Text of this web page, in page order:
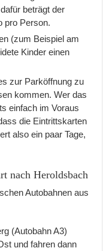
beträgt der
pro Person.
(zum Beispiel am
Kinder einen
zur Parköffnung zu
kommen. Wer das
einfach im Voraus
die Eintrittskarten
also ein paar Tage,
nach Heroldsbach
Autobahnen aus
(Autobahn A3)
und fahren dann